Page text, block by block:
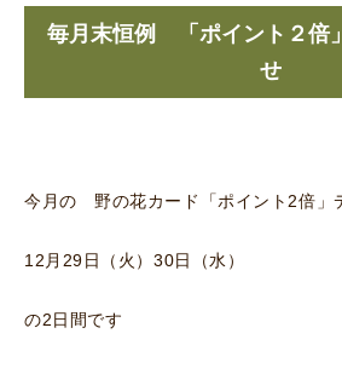
毎月末恒例 「ポイント２倍
せ
今月の 野の花カード「ポイント2倍」
12月29日（火）30日（水）
の2日間です